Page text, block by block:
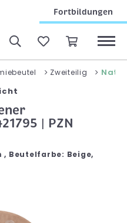
Fortbildungen
Zweiteilig
| PZN
Beutelfarbe: Beige,